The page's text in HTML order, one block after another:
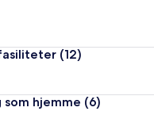
(12)
som hjemme (6)